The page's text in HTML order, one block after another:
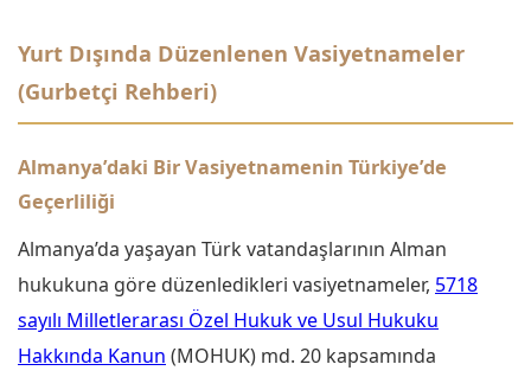
Yurt Dışında Düzenlenen Vasiyetnameler
(Gurbetçi Rehberi)
Almanya’daki Bir Vasiyetnamenin Türkiye’de
Geçerliliği
Almanya’da yaşayan Türk vatandaşlarının Alman
hukukuna göre düzenledikleri vasiyetnameler, 5718
sayılı Milletlerarası Özel Hukuk ve Usul Hukuku
Hakkında Kanun (MOHUK) md. 20 kapsamında